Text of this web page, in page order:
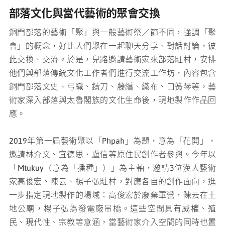
部落文化與當代藝術的聚會交換
銅門部落的藝術「聚」與一般藝術祭／節不同，強調「聚
會」的概念，好比人們聚在一起聊天分享、對話討論，彼
此交換、交流。於是，兒路邀請藝術家來部落駐村，安排
他們與部落傳統文化工作者們進行交流工作坊，內容包含
銅門部落文史、弓織、鑄刀、藤編、織布、口簧琴等，藝
術家深入部落與太魯閣族的文化生命後，現地製作作品回
應。
2019年第一屆藝術聚以「Phpah」為題，意為「花開」，
邀請林介文、宜德思．盧信等原住民創作者參與。今年以
「Mtukuy（意為「播種」）」為主軸，邀請3位漢人藝術
家高俊宏、陳云、楊子弘駐村，對應各自的創作面向，進
一步指定現地製作的場域：高俊宏於廢棄軍營，陳云在土
地公廟，楊子弘為發電廠吊橋。這些空間具有威權、殖
民、現代性、宗教等意涵，當藝術家介入空間的同時也置